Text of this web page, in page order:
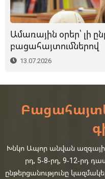
Ամառային օրեր՝ լի
բացահայտումներով
13.07.2026
Խնկո Ապոր անվան
րդ, 5-8-րդ, 9-12-րդ
ընթերցանությունը